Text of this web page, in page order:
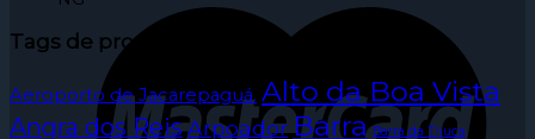
Tags de produto
Aeroporto de Jacarepaguá. Alto da Boa Vista
Angra dos ReisArpoadorBarra Barra da Tijuca